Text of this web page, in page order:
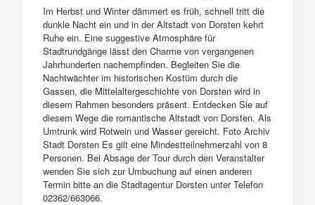
Im Herbst und Winter dämmert es früh, schnell tritt die
dunkle Nacht ein und in der Altstadt von Dorsten kehrt
Ruhe ein. Eine suggestive Atmosphäre für
Stadtrundgänge lässt den Charme von vergangenen
Jahrhunderten nachempfinden. Begleiten Sie die
Nachtwächter im historischen Kostüm durch die
Gassen, die Mittelaltergeschichte von Dorsten wird in
diesem Rahmen besonders präsent. Entdecken Sie auf
diesem Wege die romantische Altstadt von Dorsten. Als
Umtrunk wird Rotwein und Wasser gereicht. Foto Archiv
Stadt Dorsten Es gilt eine Mindestteilnehmerzahl von 8
Personen. Bei Absage der Tour durch den Veranstalter
wenden Sie sich zur Umbuchung auf einen anderen
Termin bitte an die Stadtagentur Dorsten unter Telefon
02362/663066.